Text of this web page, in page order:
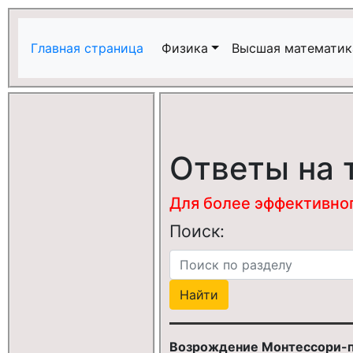
Главная страница Физика Высшая
Ответы на
Для более
Поиск:
Возрождение Монтессори-